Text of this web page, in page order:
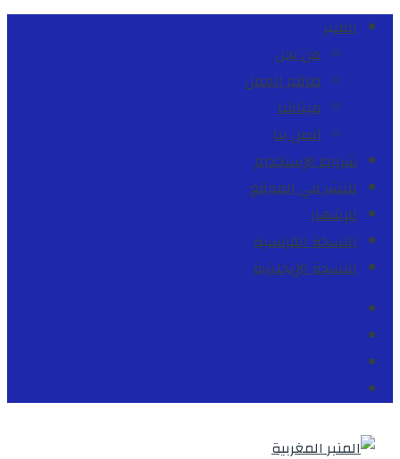
المنبر
من نحن
طاقم العمل
ميثاقنا
اتصل بنا
شروط الإستخدام
للنشر في الموقع
للإشهار
النسخة الفرنسية
النسخة الإنجليزية